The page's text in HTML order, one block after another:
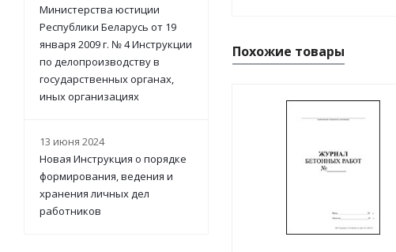
Похожие товары
Министерства юстиции
Республики Беларусь от 19
января 2009 г. № 4 Инструкции
по делопроизводству в
государственных органах,
иных организациях
13 июня 2024
Новая Инструкция о порядке
формирования, ведения и
хранения личных дел
работников